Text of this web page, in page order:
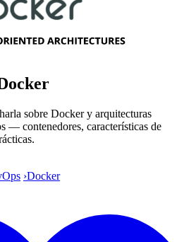
sobre Docker y arquitecturas
— contenedores, características de
›Docker